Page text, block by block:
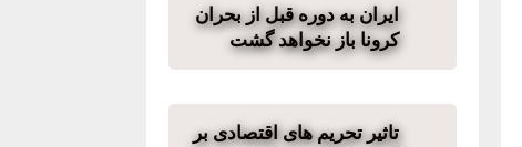
ایران به دوره قبل از بحران
کرونا باز نخواهد گشت
تاثیر تحریم های اقتصادی بر